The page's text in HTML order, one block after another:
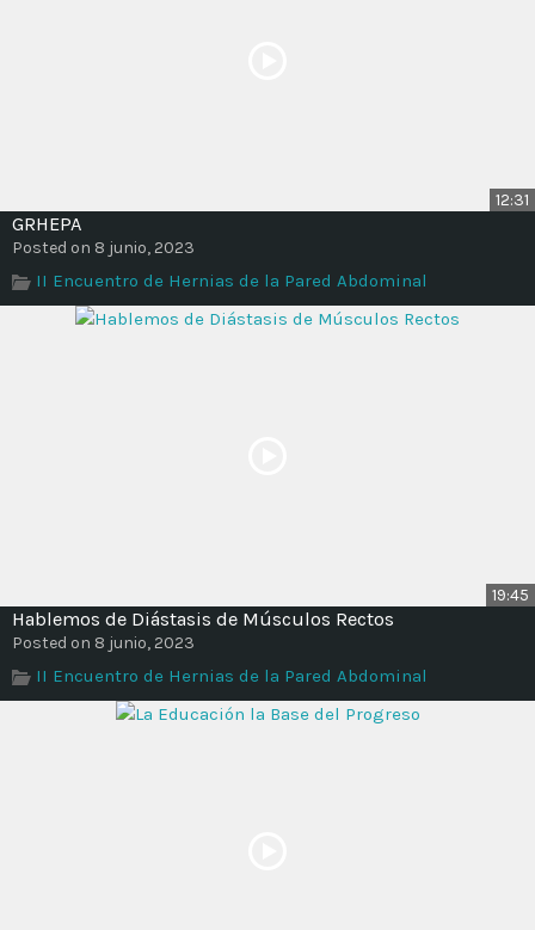
12:31
GRHEPA
Posted on 8 junio, 2023
II Encuentro de Hernias de la Pared Abdominal
19:45
Hablemos de Diástasis de Músculos Rectos
Posted on 8 junio, 2023
II Encuentro de Hernias de la Pared Abdominal